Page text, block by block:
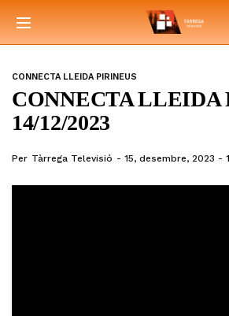
CONNECTA LLEIDA PIRINEUS
CONNECTA LLEIDA
14/12/2023
Per Tàrrega Televisió 15, desembre, 2023 -